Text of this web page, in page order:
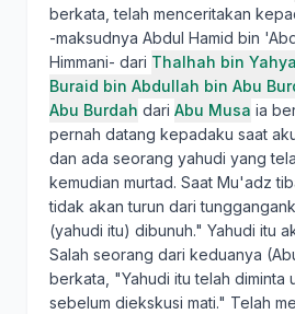
berkata, telah menceritakan
-maksudnya Abdul Hamid bin
Himmani- dari Thalhah bin Yahya
Buraid bin Abdullah bin Abu
Abu Burdah dari Abu Musa ia
pernah datang kepadaku saat
dan ada seorang yahudi yang
kemudian murtad. Saat Mu'adz
tidak akan turun dari
(yahudi itu) dibunuh." Yahudi itu
Salah seorang dari keduanya
berkata, "Yahudi itu telah diminta
sebelum diekskusi mati." Telah